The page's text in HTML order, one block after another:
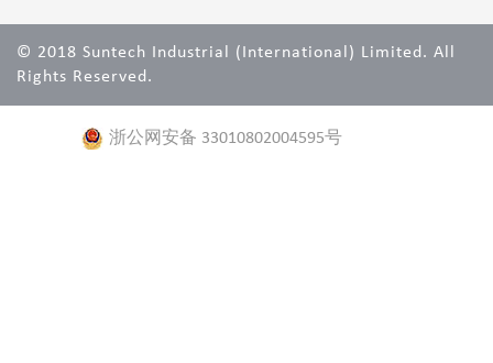
© 2018 Suntech Industrial (International) Limited. All
Rights Reserved.
浙公网安备 33010802004595号